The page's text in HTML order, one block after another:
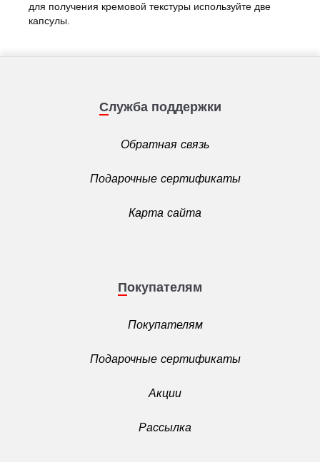
для получения кремовой текстуры используйте две
капсулы.
Служба поддержки
Обратная связь
Подарочные сертификаты
Карта сайта
Покупателям
Покупателям
Подарочные сертификаты
Акции
Рассылка